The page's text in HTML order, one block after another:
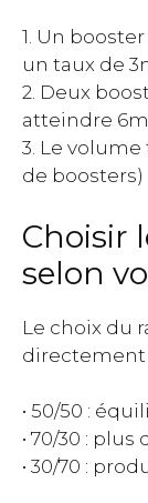
1. Un
un taux de
2. Deux
atteindre
3. Le volume
de boosters)
Choisir
selon
Le choix du
directement
• 50/50 :
• 70/30 :
• 30/70 :